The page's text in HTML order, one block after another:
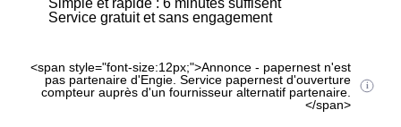
Simple et rapide : 6 minutes suffisent
Service gratuit et sans engagement
<span style="font-size:12px;">Annonce - papernest n'est
pas partenaire d'Engie. Service papernest d'ouverture
compteur auprès d'un fournisseur alternatif partenaire.
</span>